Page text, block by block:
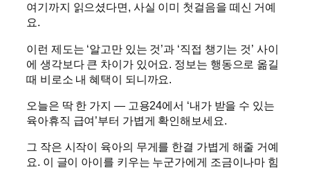
여기까지 읽으셨다면, 사실 이미 첫걸음을 떼신 거예
요.
이런 제도는 ‘알고만 있는 것’과 ‘직접 챙기는 것’ 사이
에 생각보다 큰 차이가 있어요. 정보는 행동으로 옮길
때 비로소 내 혜택이 되니까요.
오늘은 딱 한 가지 — 고용24에서 ‘내가 받을 수 있는
육아휴직 급여’부터 가볍게 확인해보세요.
그 작은 시작이 육아의 무게를 한결 가볍게 해줄 거예
요. 이 글이 아이를 키우는 누군가에게 조금이나마 힘